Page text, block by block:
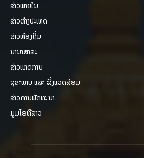
ຂ່າວພາຍ​ໃນ
ຂ່າວຕ່າງປະເທດ
ຂ່າວທ້ອງຖິ່ນ
ນານາສາລະ
ຂ່າວເຫດການ
ສຸຂະພາບ ແລະ ສີ່ງແວດລ້ອມ
ຂ່າວການພັດທະນາ
ມູມໄອທີລາວ